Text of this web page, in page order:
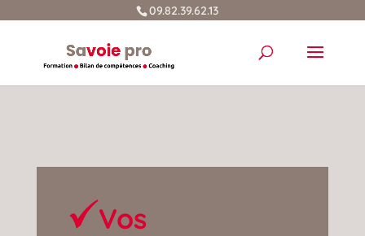
09.82.39.62.13
Vos